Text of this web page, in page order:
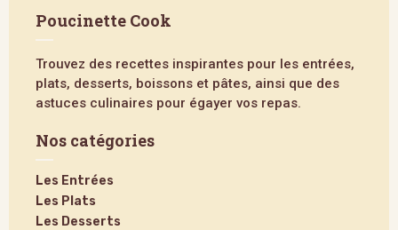
Poucinette Cook
Trouvez des recettes inspirantes pour les entrées,
plats, desserts, boissons et pâtes, ainsi que des
astuces culinaires pour égayer vos repas.
Nos catégories
Les Entrées
Les Plats
Les Desserts